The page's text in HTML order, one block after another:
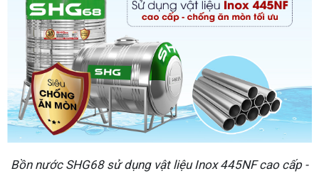
Bồn nước SHG68 sử dụng vật liệu Inox 445NF cao cấp -